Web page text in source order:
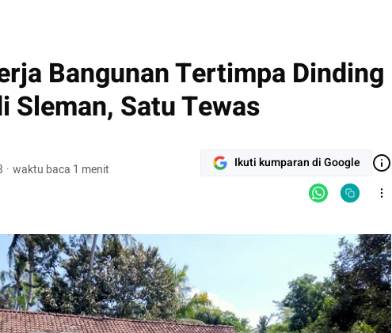
Bangunan Tertimpa Dinding
Sleman, Satu Tewas
· waktu baca 1 menit Ikuti kumparan di Google